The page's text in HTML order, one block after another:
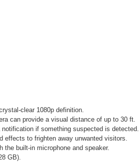
clear 1080p definition.
can provide a visual distance of up to 30 ft.
if something suspected is detected.
effects to frighten away unwanted visitors.
the built-in microphone and speaker.
GB).